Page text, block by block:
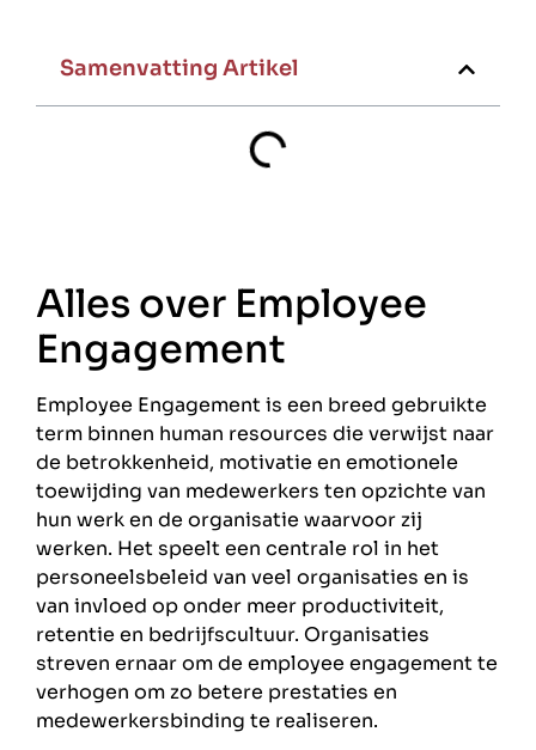
Samenvatting Artikel
Alles over Employee
Engagement
Employee Engagement is een breed gebruikte
term binnen human resources die verwijst naar
de betrokkenheid, motivatie en emotionele
toewijding van medewerkers ten opzichte van
hun werk en de organisatie waarvoor zij
werken. Het speelt een centrale rol in het
personeelsbeleid van veel organisaties en is
van invloed op onder meer productiviteit,
retentie en bedrijfscultuur. Organisaties
streven ernaar om de employee engagement te
verhogen om zo betere prestaties en
medewerkersbinding te realiseren.